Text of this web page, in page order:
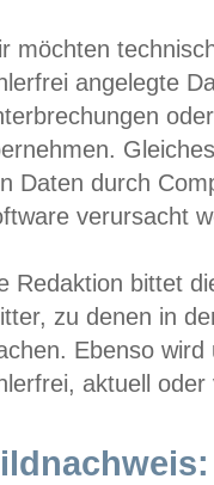
möchten
angelegte
Daten durch
verursacht
Redaktion bittet
zu denen in
Ebenso
aktuell oder